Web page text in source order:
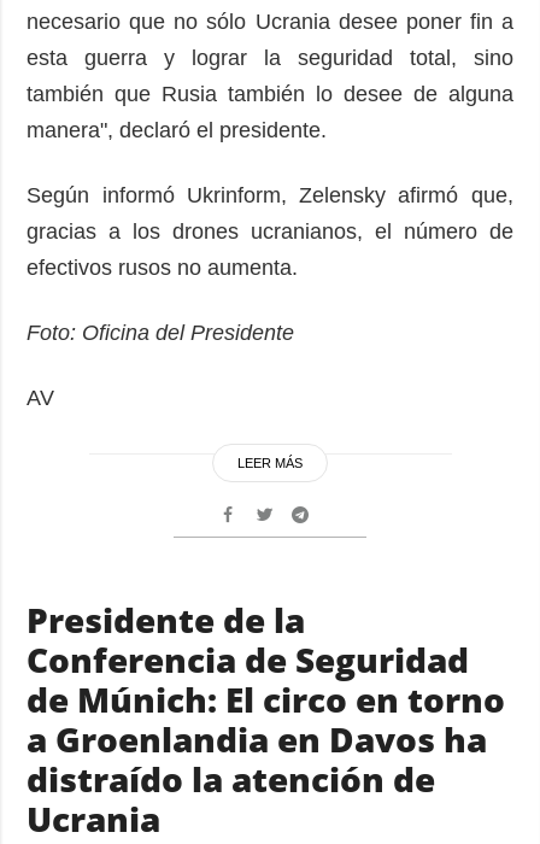
necesario que no sólo Ucrania desee poner fin a
esta guerra y lograr la seguridad total, sino
también que Rusia también lo desee de alguna
manera", declaró el presidente.
Según informó Ukrinform, Zelensky afirmó que,
gracias a los drones ucranianos, el número de
efectivos rusos no aumenta.
Foto: Oficina del Presidente
AV
LEER MÁS
Presidente de la
Conferencia de Seguridad
de Múnich: El circo en torno
a Groenlandia en Davos ha
distraído la atención de
Ucrania